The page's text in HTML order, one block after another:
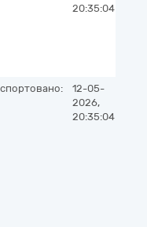
20:35:04
12-05-
2026,
20:35:04